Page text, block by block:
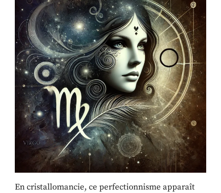
En cristallomancie, ce perfectionnisme apparaît